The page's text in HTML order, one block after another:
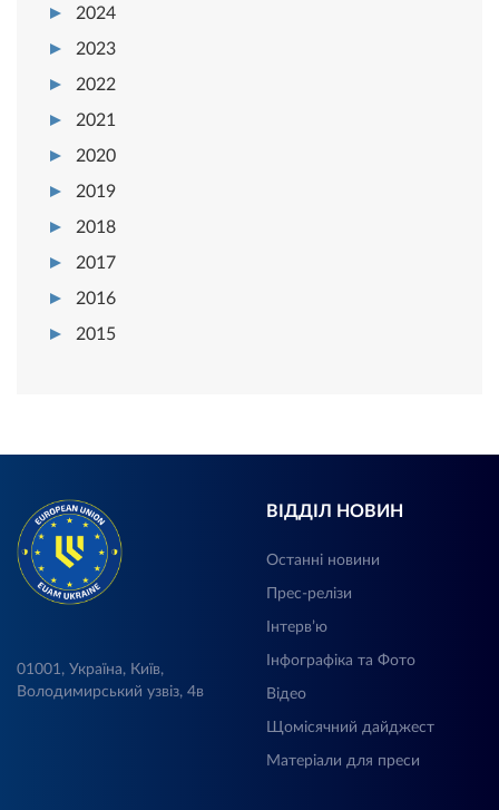
2024
2023
2022
2021
2020
2019
2018
2017
2016
2015
01001, Україна, Київ,
Володимирський узвіз, 4в
ВІДДІЛ НОВИН
Останні новини
Прес-релізи
Інтерв’ю
Інфографіка та Фото
Відео
Щомісячний дайджест
Матеріали для преси